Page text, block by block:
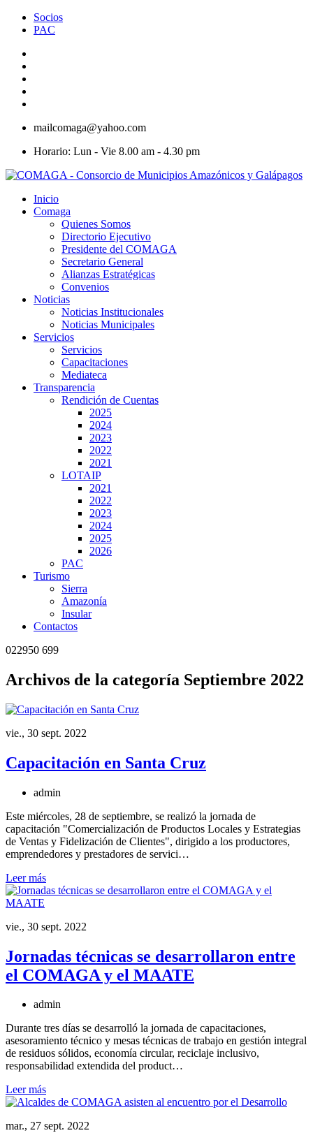
Socios
PAC
mailcomaga@yahoo.com
Horario: Lun - Vie 8.00 am - 4.30 pm
Inicio
Comaga
Quienes Somos
Directorio Ejecutivo
Presidente del COMAGA
Secretario General
Alianzas Estratégicas
Convenios
Noticias
Noticias Institucionales
Noticias Municipales
Servicios
Servicios
Capacitaciones
Mediateca
Transparencia
Rendición de Cuentas
2025
2024
2023
2022
2021
LOTAIP
2021
2022
2023
2024
2025
2026
PAC
Turismo
Sierra
Amazonía
Insular
Contactos
022950 699
Archivos de la categoría Septiembre 2022
vie., 30 sept. 2022
Capacitación en Santa Cruz
admin
Este miércoles, 28 de septiembre, se realizó la jornada de
capacitación "Comercialización de Productos Locales y Estrategias
de Ventas y Fidelización de Clientes", dirigido a los productores,
emprendedores y prestadores de servici…
Leer más
vie., 30 sept. 2022
Jornadas técnicas se desarrollaron entre
el COMAGA y el MAATE
admin
Durante tres días se desarrolló la jornada de capacitaciones,
asesoramiento técnico y mesas técnicas de trabajo en gestión integral
de residuos sólidos, economía circular, reciclaje inclusivo,
responsabilidad extendida del product…
Leer más
mar., 27 sept. 2022